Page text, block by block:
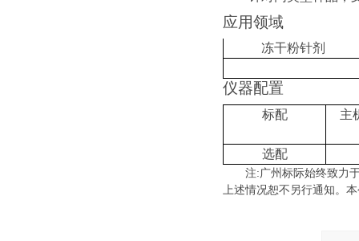
应用领域
冻干粉针剂
仪器配置
标配 主
选配
注:广州标际始终致力
上述情况恕不另行通知。